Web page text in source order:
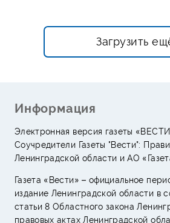
Загрузить
Информация
Электронная версия газеты
Соучредители Газеты "Вести":
Ленинградской области и АО
Газета «Вести» – официальное
издание Ленинградской области в
статьи 8 Областного закона
правовых актах Ленинградской